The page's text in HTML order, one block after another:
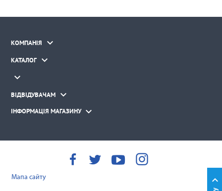

КОМПАНІЯ 
КАТАЛОГ 

ВІДВІДУВАЧАМ 
ІНФОРМАЦІЯ МАГАЗИНУ 
Мапа сайту